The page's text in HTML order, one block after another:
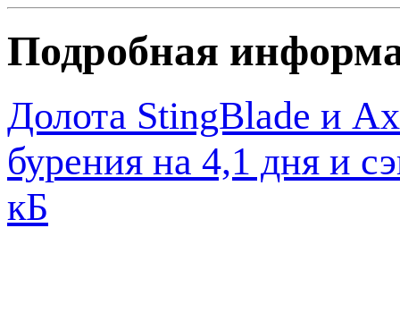
Подробная
Долота StingBlade и
бурения на 4,1 дня и
кБ